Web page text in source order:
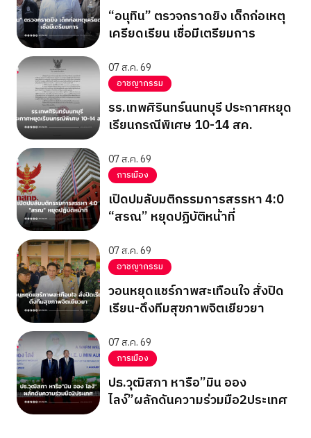
“อนุทิน” ตรวจกราดยิง เด็กก่อเหตุ
เครียดเรียน เชื่อมีเตรียมการ
07 ส.ค. 69
อาชญากรรม
รร.เทพศิรินทร์นนทบุรี ประกาศหยุด
เรียนกรณีพิเศษ 10-14 สค.
07 ส.ค. 69
การเมือง
เปิดปมลับมติกรรมการสรรหา 4:0
“สรณ” หยุดปฏิบัติหน้าที่
07 ส.ค. 69
อาชญากรรม
วอนหยุดแชร์ภาพสะเทือนใจ สั่งปิด
เรียน-ดึงทีมสุขภาพจิตเยียวยา
07 ส.ค. 69
การเมือง
ปธ.วุฒิสภา หารือ”มิน ออง
ไลง์”ผลักดันความร่วมมือ2ประเทศ